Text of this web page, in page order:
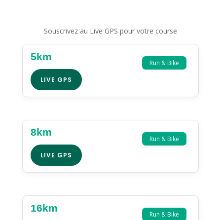
Souscrivez au Live GPS pour votre course
Run & Bike
5km
LIVE GPS
Run & Bike
8km
LIVE GPS
Run & Bike
16km